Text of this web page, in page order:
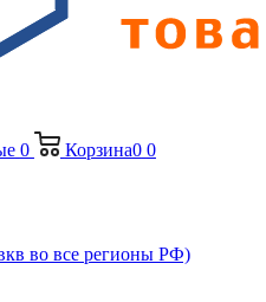
0 Корзина0 0
во все регионы РФ)